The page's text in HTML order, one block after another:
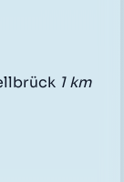
1 km